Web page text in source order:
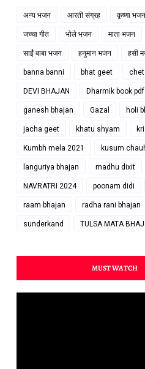
अन्य भजन आरती संग्रह कृष्णा भजन
जच्चा गीत भोले भजन माता भजन
साईं बाबा भजन हनुमान भजन हसी
banna banni bhat geet
DEVI BHAJAN Dharmik book pdf
ganesh bhajan Gazal holi
jacha geet khatu shyam
Kumbh mela 2021 kusum
languriya bhajan madhu dixit
NAVRATRI 2024 poonam didi
raam bhajan radha rani bhajan
sunderkand TULSA MATA
MUST WATCH